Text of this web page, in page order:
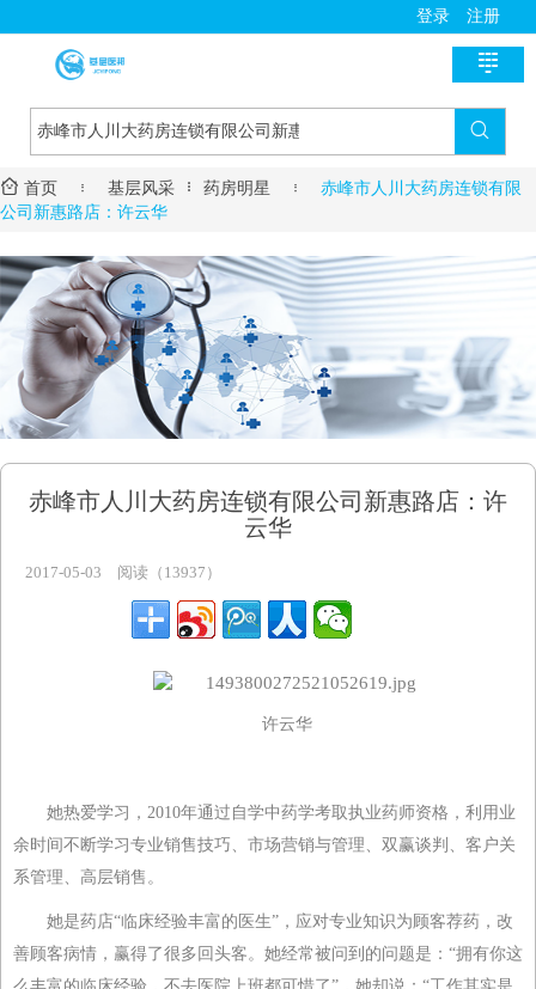
登录 注册


首页
新医讯
地方动态
用药指导
诊疗指南
医疗技术
基层风采
名院展示
药房明星
资料学习
培训课程
学术沙龙
进修学习
慢病管理
疾病筛查
服务流程
 首页  基层风采  药房明星 
赤峰市人川大药房连锁有限
公司新惠路店：许云华
赤峰市人川大药房连锁有限公司新惠路店：许
云华
2017-05-03 阅读（13937）
许云华
她热爱学习，2010年通过自学中药学考取执业药师资格，利用业
余时间不断学习专业销售技巧、市场营销与管理、双赢谈判、客户关
系管理、高层销售。
她是药店“临床经验丰富的医生”，应对专业知识为顾客荐药，改
善顾客病情，赢得了很多回头客。她经常被问到的问题是：“拥有你这